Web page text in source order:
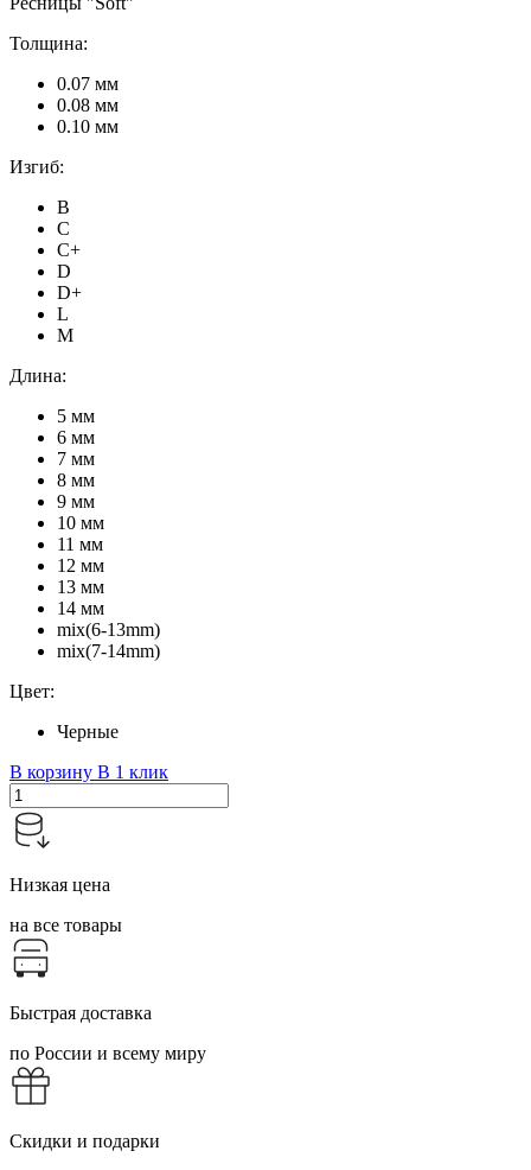
Толщина:
0.07 мм
0.08 мм
0.10 мм
Изгиб:
B
C
C+
D
D+
L
M
Длина:
5 мм
6 мм
7 мм
8 мм
9 мм
10 мм
11 мм
12 мм
13 мм
14 мм
mix(6-13mm)
mix(7-14mm)
Цвет:
Черные
В корзину В 1 клик
Низкая цена
на все товары
Быстрая доставка
по России и всему миру
Скидки и подарки